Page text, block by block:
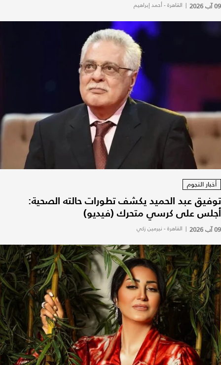
09 آب 2026 | القاهرة - أحمد إبراهيم
أخبار النجوم
توفيق عبد الحميد يكشف تطورات حالته الصحية:
أجلس على كرسي متحرك (فيديو)
09 آب 2026 | القاهرة - نيرمين زكي